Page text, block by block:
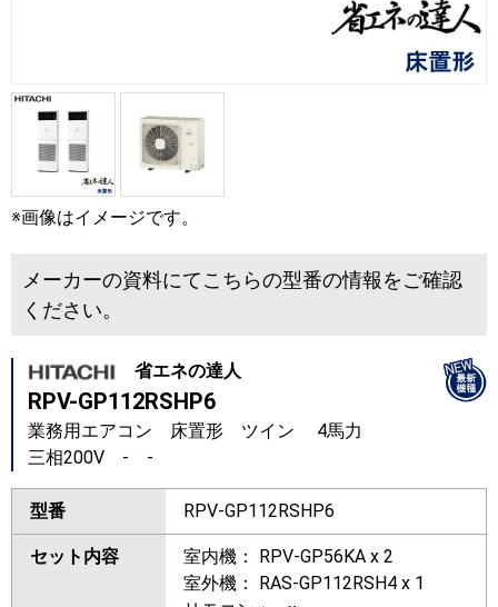
※画像はイメージです。
メーカーの資料にてこちらの型番の情報をご確認
ください。
省エネの達人
RPV-GP112RSHP6
業務用エアコン 床置形 ツイン 4馬力
三相200V - -
型番 RPV-GP112RSHP6
セット内容
室内機： RPV-GP56KA x 2
室外機： RAS-GP112RSH4 x 1